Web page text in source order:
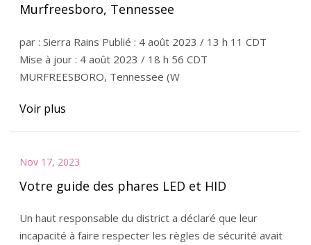
Murfreesboro, Tennessee
par : Sierra Rains Publié : 4 août 2023 / 13 h 11 CDT
Mise à jour : 4 août 2023 / 18 h 56 CDT
MURFREESBORO, Tennessee (W
Voir plus
Nov 17, 2023
Votre guide des phares LED et HID
Un haut responsable du district a déclaré que leur
incapacité à faire respecter les règles de sécurité avait